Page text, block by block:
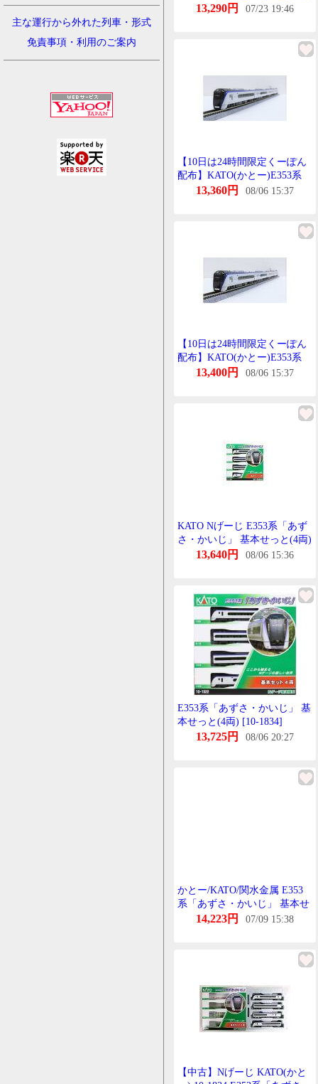
主な運行から外れた列車・形式
免責事項・利用のご案内
本せっと(4両)(動力付き) Nげ
13,290円 07/23 19:46
【10日は24時間限定くーぽん
配布】KATO(かとー)E353系
「あずさ・かいじ」 基本せっ
13,360円 08/06 15:37
【10日は24時間限定くーぽん
配布】KATO(かとー)E353系
「あずさ・かいじ」 基本せっ
13,400円 08/06 15:37
KATO Nげーじ E353系「あず
さ・かいじ」 基本せっと(4両)
鉄道模型 10-1834
13,640円 08/06 15:36
E353系「あずさ・かいじ」 基
本せっと(4両) [10-1834]
13,725円 08/06 20:27
かとー/KATO/関水金属 E353
系「あずさ・かいじ」 基本せ
っと(4両) 10-1834
14,223円 07/09 15:38
【中古】Nげーじ KATO(かと